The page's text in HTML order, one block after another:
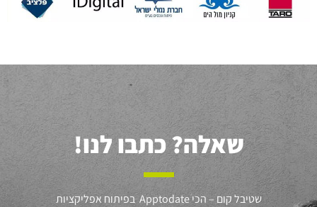
שאלה?כתבו לנו!
שטיבל קום – הכי Apptodate בפיתוח אפליקציות